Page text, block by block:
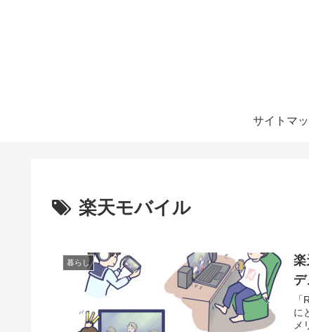
サイトマ
楽天モバイル
暮らし
楽
に
メ